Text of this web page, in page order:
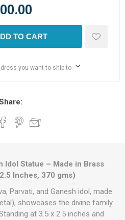
TO CART
you want to ship to
Idol Statue – Made in Brass
Inches, 370 gms)
Parvati, and Ganesh idol, made
showcases the divine family
at 3.5 x 2.5 inches and